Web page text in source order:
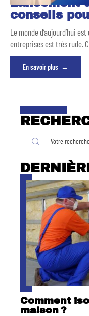
Lancement
conseils
Le monde d’aujourd’hui
entreprises est très rude.
En savoir plus
Comment
maison ?